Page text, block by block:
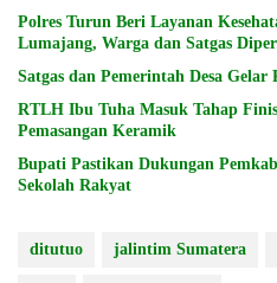
Polres Turun Beri Layanan
Lumajang, Warga dan Satgas
Satgas dan Pemerintah Desa
RTLH Ibu Tuha Masuk Tahap
Pemasangan Keramik
Bupati Pastikan Dukungan
Sekolah Rakyat
ditutuo jalintim Sumatera